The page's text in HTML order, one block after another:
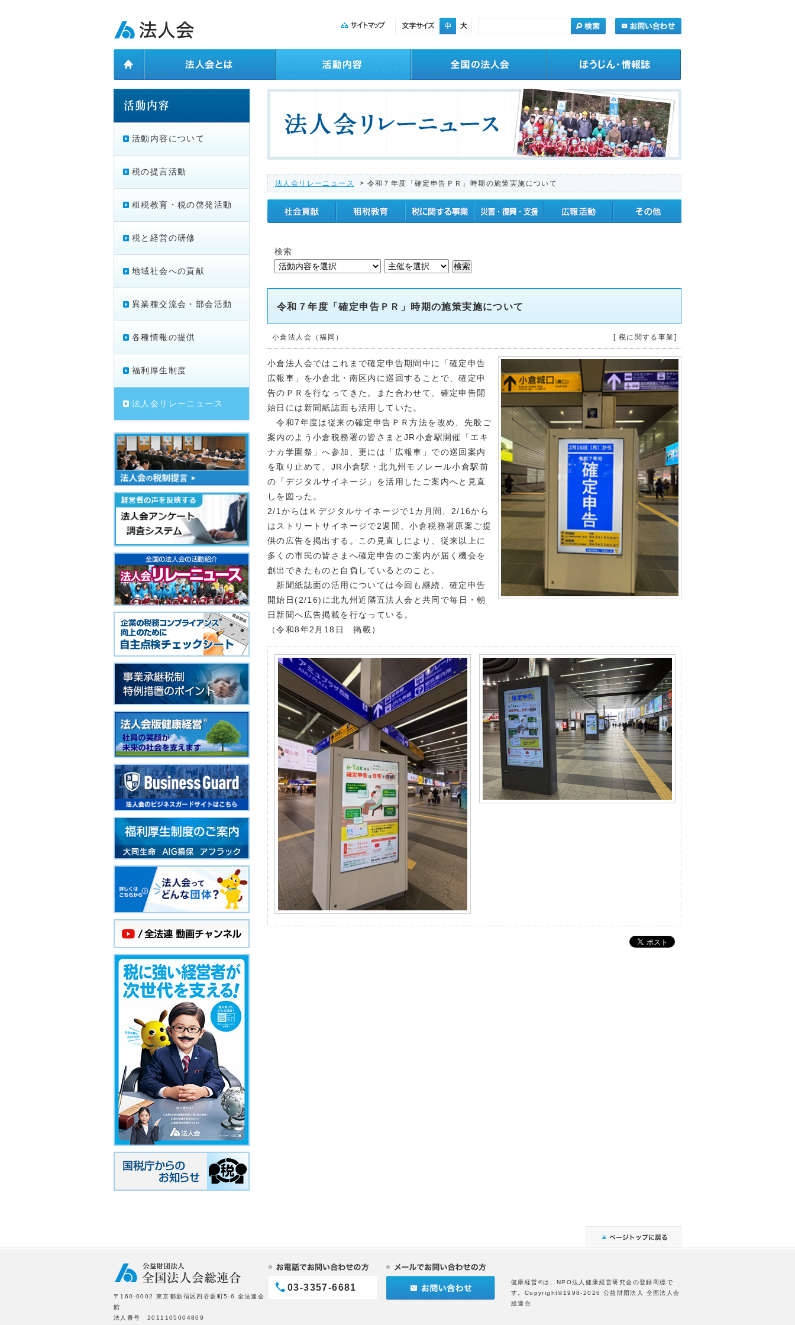
法人会リレーニュース > 令和７年度「確定申告ＰＲ」時期の施策実施について
社会貢献 租税教育 税に関する事業 震災復興支援・応援広報活動 その他
検索
令和７年度「確定申告ＰＲ」時期の施策実施について
小倉法人会（福岡） [ 税に関する事業]
小倉法人会ではこれまで確定申告期間中に「確定申告
広報車」を小倉北・南区内に巡回することで、確定申
告のＰＲを行なってきた。また合わせて、確定申告開
始日には新聞紙誌面も活用していた。
令和7年度は従来の確定申告ＰＲ方法を改め、先般ご
案内のよう小倉税務署の皆さまとJR小倉駅開催「エキ
ナカ学園祭」へ参加、更には「広報車」での巡回案内
を取り止めて、JR小倉駅・北九州モノレール小倉駅前
の「デジタルサイネージ」を活用したご案内へと見直
しを図った。
2/1からはＫデジタルサイネージで1カ月間、2/16から
はストリートサイネージで2週間、小倉税務署原案ご提
供の広告を掲出する。この見直しにより、従来以上に
多くの市民の皆さまへ確定申告のご案内が届く機会を
創出できたものと自負しているとのこと。
新聞紙誌面の活用については今回も継続、確定申告
開始日(2/16)に北九州近隣五法人会と共同で毎日・朝
日新聞へ広告掲載を行なっている。
（令和8年2月18日 掲載）
活動内容について
税の提言活動
租税教育・税の啓発活動
税と経営の研修
地域社会への貢献
異業種交流会・部会活動
各種情報の提供
福利厚生制度
法人会リレーニュース
〒160-0002 東京都新宿区四谷坂町5-6 全法連会
館
法人番号 2011105004809
03-3357-6681
健康経営®は、NPO法人健康経営研究会の登録商標で
す。Copyright©1998-2026 公益財団法人 全国法人会
総連合